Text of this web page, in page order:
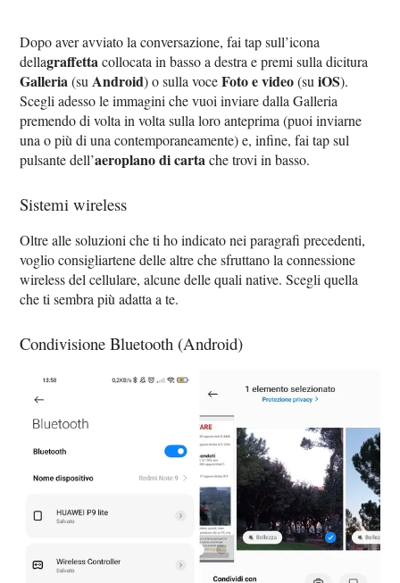
Dopo aver avviato la conversazione, fai tap sull’icona
dellagraffettacollocata in basso a destra e premi sulla dicitura
Galleria(suAndroid) o sulla voceFoto e video(suiOS).
Scegli adesso le immagini che vuoi inviare dalla Galleria
premendo di volta in volta sulla loro anteprima (puoi inviarne
una o più di una contemporaneamente) e, infine, fai tap sul
pulsante dell’aeroplano di cartache trovi in basso.
Sistemi wireless
Oltre alle soluzioni che ti ho indicato nei paragrafi precedenti,
voglio consigliartene delle altre che sfruttano la connessione
wireless del cellulare, alcune delle quali native. Scegli quella
che ti sembra più adatta a te.
Condivisione Bluetooth (Android)